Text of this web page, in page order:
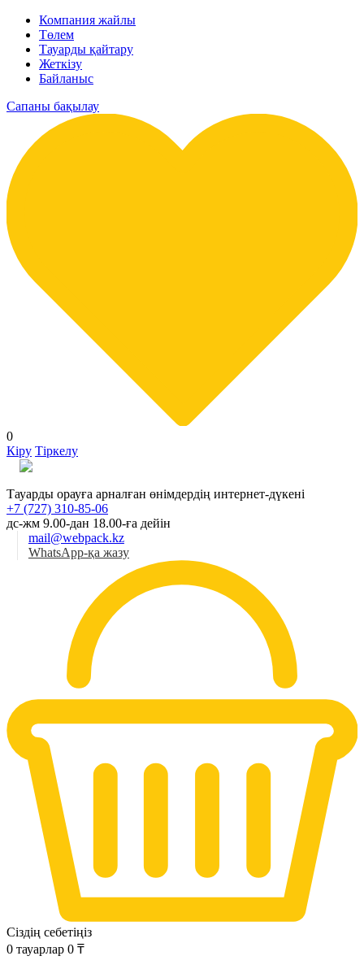
Компания жайлы
Төлем
Тауарды қайтару
Жеткізу
Байланыс
Сапаны бақылау
0
Кіру Тіркелу
Тауарды орауға арналған өнімдердің интернет-дүкені
+7 (727) 310-85-06
дс-жм 9.00-дан 18.00-ға дейін
mail@webpack.kz
WhatsApp-қа жазу
Сіздің себетіңіз
0 тауарлар 0 ₸